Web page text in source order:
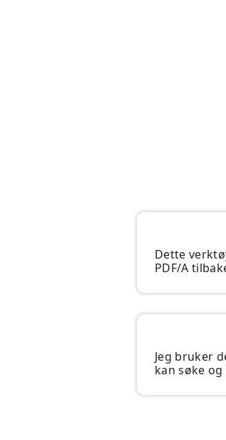
Dette
PDF/A
Jeg bruker
kan søke